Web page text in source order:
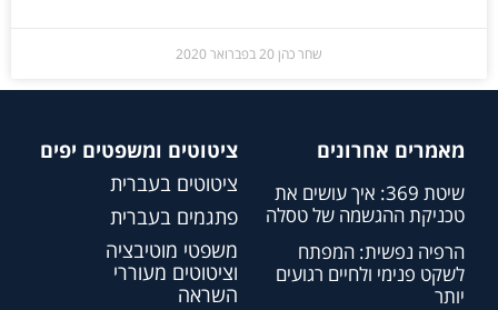
שחר כהן 20 בפברואר 2020
מאמרים אחרונים
שיטת 369: איך עושים את
טכניקת ההגשמה של טסלה
הרפיה נפשית: המפתח
לשקט פנימי ולחיים רגועים
יותר
ציטוטים ומשפטים יפים
ציטוטים בעברית
פתגמים בעברית
משפטי מוטיבציה
וציטוטים מעוררי
השראה